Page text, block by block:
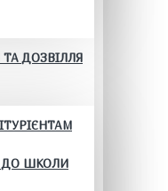
ДОЗВІЛЛЯ
ДО ШКОЛИ